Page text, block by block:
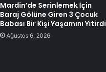
Mardin’de Serinlemek İçin
Baraj Gölüne Giren 3 Çocuk
Babası Bir Kişi Yaşamını Yitirdi
Ağustos 6, 2026